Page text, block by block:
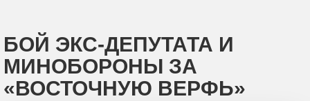
БОЙ ЭКС-ДЕПУТАТА И
МИНОБОРОНЫ ЗА
«ВОСТОЧНУЮ ВЕРФЬ»